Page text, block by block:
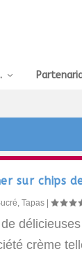
sur chips
,Tapas |
crème